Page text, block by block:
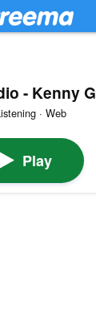
- Kenny G
· Web
Play